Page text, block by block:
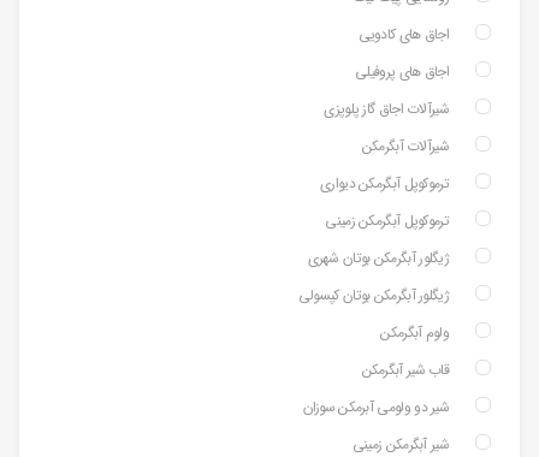
اجاق های کادویی
اجاق های پروفیلی
شیرآلات اجاق گاز پلوپزی
شیرآلات آبگرمکن
ترموکوپل آبگرمکن دیواری
ترموکوپل آبگرمکن زمینی
ژیگلور آبگرمکن بوتان شهری
ژیگلور آبگرمکن بوتان کپسولی
ولوم آبگرمکن
قاب شیر آبگرمکن
شیر دو ولومی آبرمکن سوزان
شیر آبگرمکن زمینی